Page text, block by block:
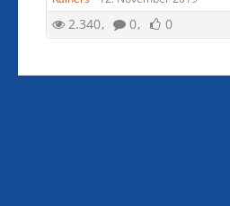
2.340 0 0